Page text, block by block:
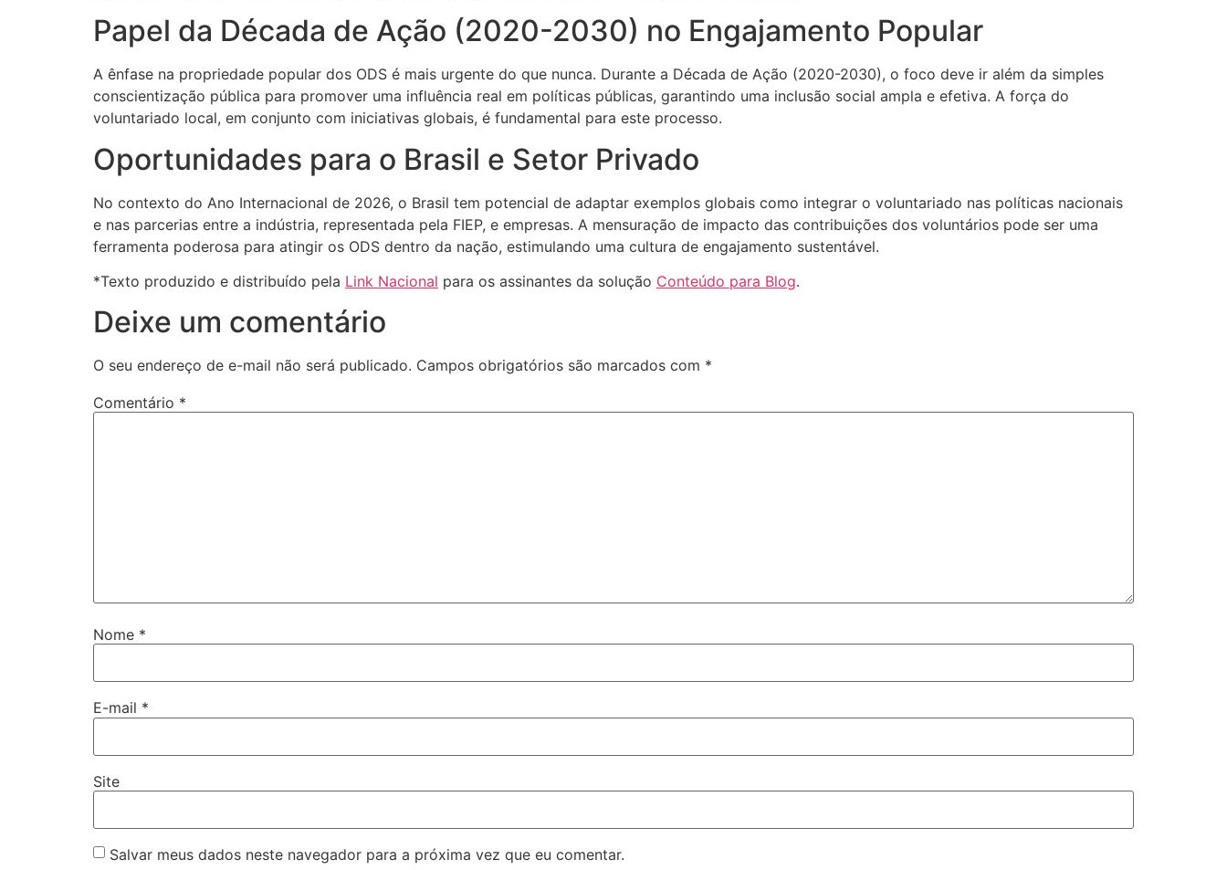
Papel da Década de Ação (2020-2030) no Engajamento Popular
A ênfase na propriedade popular dos ODS é mais urgente do que nunca. Durante a Década de Ação (2020-2030), o foco deve ir além da simples
conscientização pública para promover uma influência real em políticas públicas, garantindo uma inclusão social ampla e efetiva. A força do
voluntariado local, em conjunto com iniciativas globais, é fundamental para este processo.
Oportunidades para o Brasil e Setor Privado
No contexto do Ano Internacional de 2026, o Brasil tem potencial de adaptar exemplos globais como integrar o voluntariado nas políticas nacionais
e nas parcerias entre a indústria, representada pela FIEP, e empresas. A mensuração de impacto das contribuições dos voluntários pode ser uma
ferramenta poderosa para atingir os ODS dentro da nação, estimulando uma cultura de engajamento sustentável.
*Texto produzido e distribuído pela Link Nacional para os assinantes da solução Conteúdo para Blog.
Deixe um comentário
O seu endereço de e-mail não será publicado. Campos obrigatórios são marcados com *
Comentário *
Nome *
E-mail *
Site
Salvar meus dados neste navegador para a próxima vez que eu comentar.